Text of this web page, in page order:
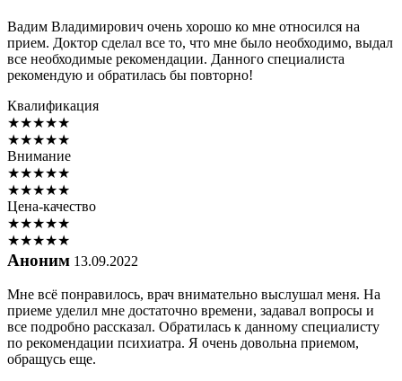
Вадим Владимирович очень хорошо ко мне относился на
прием. Доктор сделал все то, что мне было необходимо, выдал
все необходимые рекомендации. Данного специалиста
рекомендую и обратилась бы повторно!
Квалификация
★★★★★
★★★★★
Внимание
★★★★★
★★★★★
Цена-качество
★★★★★
★★★★★
Аноним 13.09.2022
Мне всё понравилось, врач внимательно выслушал меня. На
приеме уделил мне достаточно времени, задавал вопросы и
все подробно рассказал. Обратилась к данному специалисту
по рекомендации психиатра. Я очень довольна приемом,
обращусь еще.